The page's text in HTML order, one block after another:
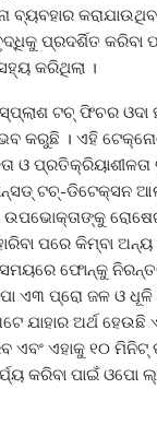
ବ୍ୟବହାର
ପ୍ରଦର୍ଶିତ
କରିଥିଲା ।
ଟଚ୍ ଫିଚର
କରୁଛି । ଏହି
ଓ
ଟଚ୍‌-ଡିଟେକ୍ସନ
ଉପଭୋକ୍ତାଙ୍କୁ
ପରେ କିମ୍ବା
ସମୟରେ ଫୋନ୍‌କୁ
ଏ୩ ପ୍ରୋ ଜଳ ଓ ଧୂଳି
ଯାହାର ଅର୍ଥ ହେଉଛି
ଏହାକୁ ୧୦ ମିନିଟ୍
କରିବା ପାଇଁ ଓପୋ